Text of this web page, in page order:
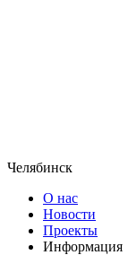
Челябинск
О нас
Новости
Проекты
Информация